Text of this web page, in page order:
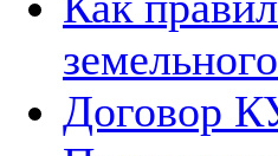
Договор